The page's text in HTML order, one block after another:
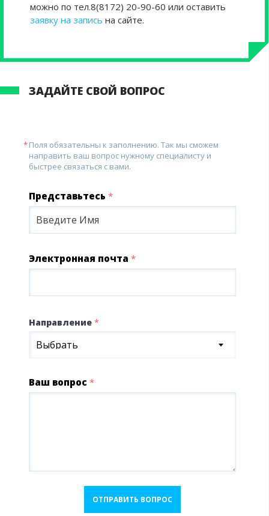
можно по тел.8(8172) 20-90-60 или оставить
заявку на запись на сайте.
ЗАДАЙТЕ СВОЙ ВОПРОС
Поля обязательны к заполнению. Так мы сможем
направить ваш вопрос нужному специалисту и
быстрее связаться с вами.
Представьтесь *
Электронная почта *
Направление *
Выбрать
Ваш вопрос *
ОТПРАВИТЬ ВОПРОС